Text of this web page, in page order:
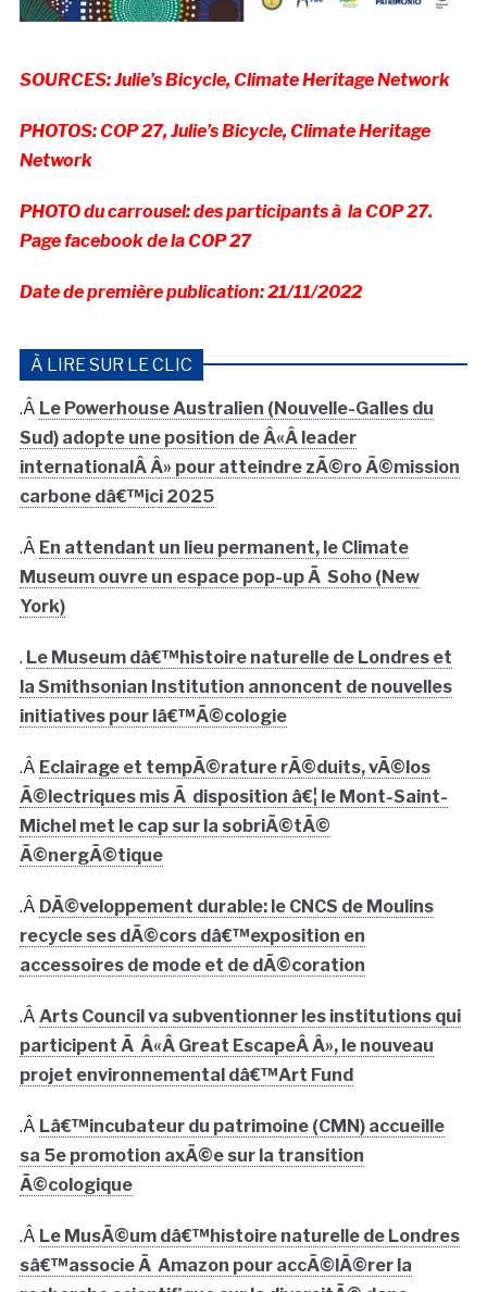
SOURCES: Julie’s Bicycle, Climate Heritage Network
PHOTOS: COP 27, Julie’s Bicycle, Climate Heritage
Network
PHOTO du carrousel: des participants à la COP 27.
Page facebook de la COP 27
Date de première publication: 21/11/2022
À LIRE SUR LE CLIC
.Â Le Powerhouse Australien (Nouvelle-Galles du
Sud) adopte une position de Â«Â leader
internationalÂ Â» pour atteindre zÃ©ro Ã©mission
carbone dâ€™ici 2025
.Â En attendant un lieu permanent, le Climate
Museum ouvre un espace pop-up Ã Soho (New
York)
. Le Museum dâ€™histoire naturelle de Londres et
la Smithsonian Institution annoncent de nouvelles
initiatives pour lâ€™Ã©cologie
.Â Eclairage et tempÃ©rature rÃ©duits, vÃ©los
Ã©lectriques mis Ã disposition â€¦ le Mont-Saint-
Michel met le cap sur la sobriÃ©tÃ©
Ã©nergÃ©tique
.Â DÃ©veloppement durable: le CNCS de Moulins
recycle ses dÃ©cors dâ€™exposition en
accessoires de mode et de dÃ©coration
.Â Arts Council va subventionner les institutions qui
participent Ã Â«Â Great EscapeÂ Â», le nouveau
projet environnemental dâ€™Art Fund
.Â Lâ€™incubateur du patrimoine (CMN) accueille
sa 5e promotion axÃ©e sur la transition
Ã©cologique
.Â Le MusÃ©um dâ€™histoire naturelle de Londres
sâ€™associe Ã Amazon pour accÃ©lÃ©rer la